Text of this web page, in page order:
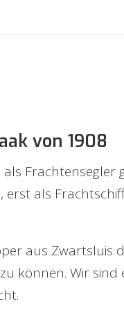
von 1908
Frachtensegler
erst als
aus Zwartsluis
können. Wir sind